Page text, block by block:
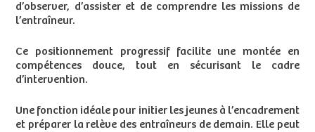
d’observer, d’assister et de comprendre les missions de
l’entraîneur.
Ce positionnement progressif facilite une montée en
compétences douce, tout en sécurisant le cadre
d’intervention.
Une fonction idéale pour initier les jeunes à l’encadrement
et préparer la relève des entraîneurs de demain. Elle peut